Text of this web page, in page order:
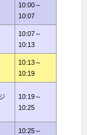
10:00～
10:07
10:07～
10:13
10:13～
10:19
10:19～
10:25
10:25～